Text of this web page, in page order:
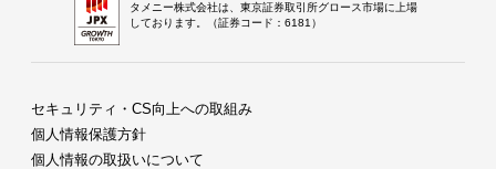
タメニー株式会社は、東京証券取引所グロース市場に上場
しております。（証券コード：6181）
セキュリティ・CS向上への取組み
個人情報保護方針
個人情報の取扱いについて